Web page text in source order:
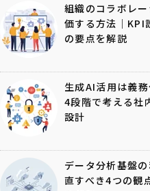
組織のコラボレ
価する方法｜KPI
の要点を解説
生成AI活用は義務
4段階で考える社
設計
データ分析基盤
直すべき4つの観